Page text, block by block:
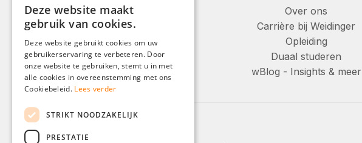
Service en advies:
+49 (0)8142 / 4289 - 300
Ma-Vr, 08:00 - 16:00
Of via ons contactformulier.
Over ons
Carrière bij Weidinger
Opleiding
Duaal studeren
wBlog - Insights & meer
FRENCH
ITALIAN
Deze website maakt
gebruik van cookies.
Deze website gebruikt cookies om uw
gebruikerservaring te verbeteren. Door
onze website te gebruiken, stemt u in met
alle cookies in overeenstemming met ons
Cookiebeleid. Lees verder
STRIKT NOODZAKELIJK
PRESTATIE